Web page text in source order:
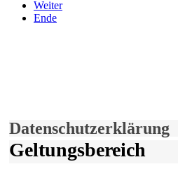
Weiter
Ende
Datenschutzerklärung
Geltungsbereich